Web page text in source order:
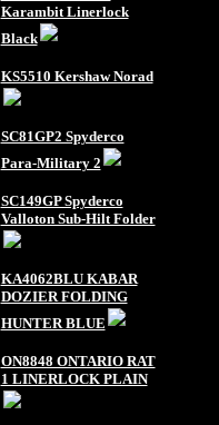
Karambit Linerlock
Black
KS5510 Kershaw Norad
SC81GP2 Spyderco
Para-Military 2
SC149GP Spyderco
Valloton Sub-Hilt Folder
KA4062BLU KABAR
DOZIER FOLDING
HUNTER BLUE
ON8848 ONTARIO RAT
1 LINERLOCK PLAIN